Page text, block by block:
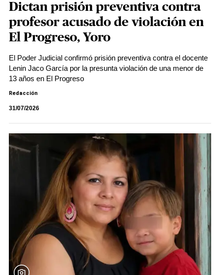
Dictan prisión preventiva contra
profesor acusado de violación en
El Progreso, Yoro
El Poder Judicial confirmó prisión preventiva contra el docente
Lenin Jaco García por la presunta violación de una menor de
13 años en El Progreso
Redacción
31/07/2026